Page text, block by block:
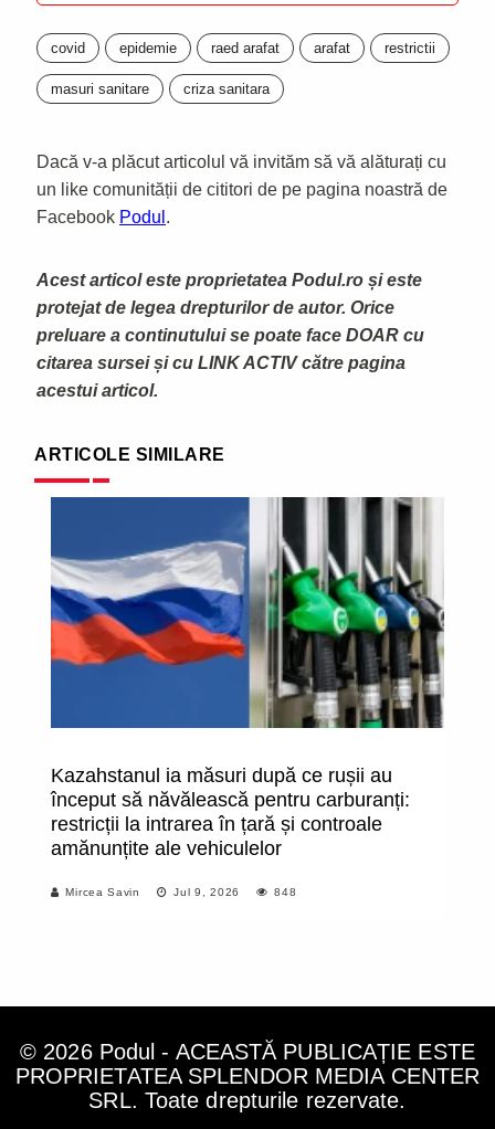
covid epidemie raed arafat arafat restrictii
masuri sanitare criza sanitara
Dacă v-a plăcut articolul vă invităm să vă alăturați cu
un like comunității de cititori de pe pagina noastră de
Facebook Podul .
Acest articol este proprietatea Podul.ro și este
protejat de legea drepturilor de autor. Orice
preluare a continutului se poate face DOAR cu
citarea sursei și cu LINK ACTIV către pagina
acestui articol.
ARTICOLE SIMILARE
Kazahstanul ia măsuri după ce rușii au
început să năvălească pentru carburanți:
restricții la intrarea în țară și controale
amănunțite ale vehiculelor
Mircea Savin Jul 9, 2026 848
© 2026 Podul - ACEASTĂ PUBLICAȚIE ESTE
PROPRIETATEA SPLENDOR MEDIA CENTER
SRL. Toate drepturile rezervate.